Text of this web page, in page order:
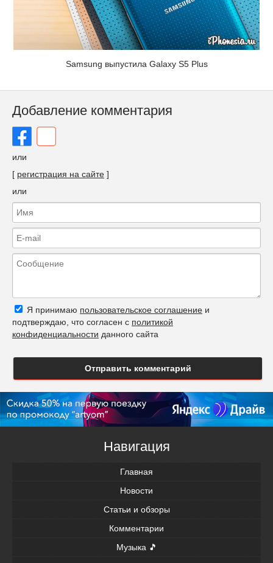
Samsung выпустила Galaxy S5 Plus
Добавление комментария
или
[ регистрация на сайте ]
или
Я принимаю пользовательское соглашение и
подтверждаю, что согласен с политикой
конфиденциальности данного сайта
Отправить комментарий
Навигация
Главная
Новости
Статьи и обзоры
Комментарии
Музыка 🎵